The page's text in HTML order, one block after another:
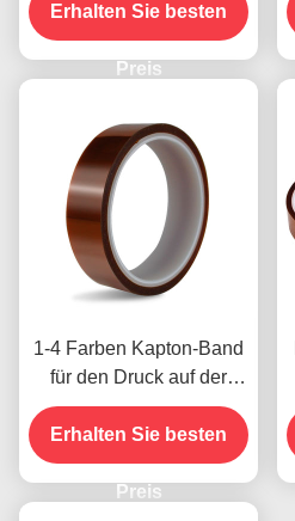
Erhalten Sie besten
Preis
1-4 Farben Kapton-Band
für den Druck auf der
Vorderseite
Erhalten Sie besten
Preis